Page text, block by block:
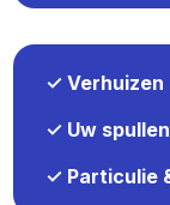
✓ Verhuizen
✓ Uw
✓ Particulie